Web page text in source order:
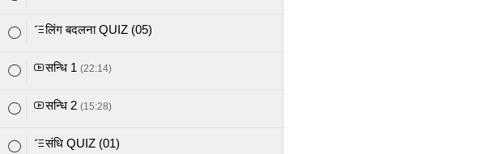
लिंग बदलना QUIZ (05)
सन्धि 1 (22:14)
सन्धि 2 (15:28)
संधि QUIZ (01)